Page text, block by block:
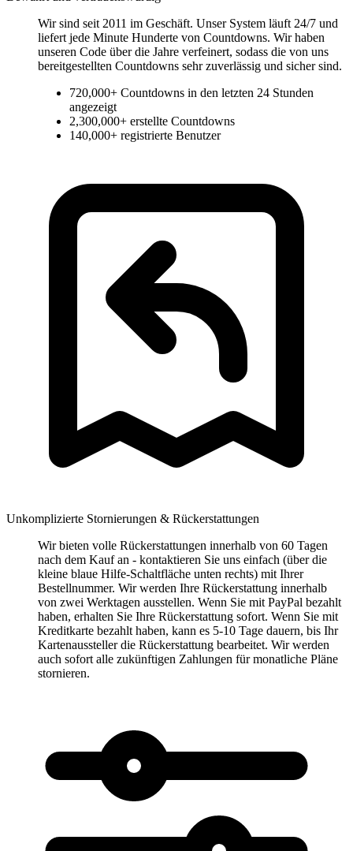
Wir sind seit 2011 im Geschäft. Unser System läuft 24/7 und
liefert jede Minute Hunderte von Countdowns. Wir haben
unseren Code über die Jahre verfeinert, sodass die von uns
bereitgestellten Countdowns sehr zuverlässig und sicher sind.
720,000+ Countdowns in den letzten 24 Stunden
angezeigt
2,300,000+ erstellte Countdowns
140,000+ registrierte Benutzer
Unkomplizierte Stornierungen & Rückerstattungen
Wir bieten volle Rückerstattungen innerhalb von 60 Tagen
nach dem Kauf an - kontaktieren Sie uns einfach (über die
kleine blaue Hilfe-Schaltfläche unten rechts) mit Ihrer
Bestellnummer. Wir werden Ihre Rückerstattung innerhalb
von zwei Werktagen ausstellen. Wenn Sie mit PayPal bezahlt
haben, erhalten Sie Ihre Rückerstattung sofort. Wenn Sie mit
Kreditkarte bezahlt haben, kann es 5-10 Tage dauern, bis Ihr
Kartenaussteller die Rückerstattung bearbeitet. Wir werden
auch sofort alle zukünftigen Zahlungen für monatliche Pläne
stornieren.